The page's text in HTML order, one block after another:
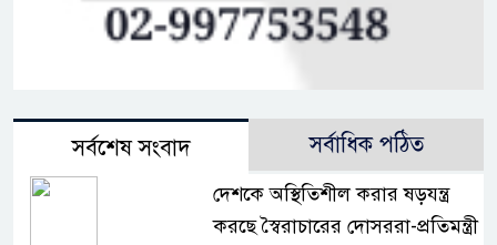
সর্বশেষ সংবাদ সর্বাধিক পঠিত
দেশকে অস্থিতিশীল করার ষড়যন্ত্র
করছে স্বৈরাচারের দোসররা-প্রতিমন্ত্রী